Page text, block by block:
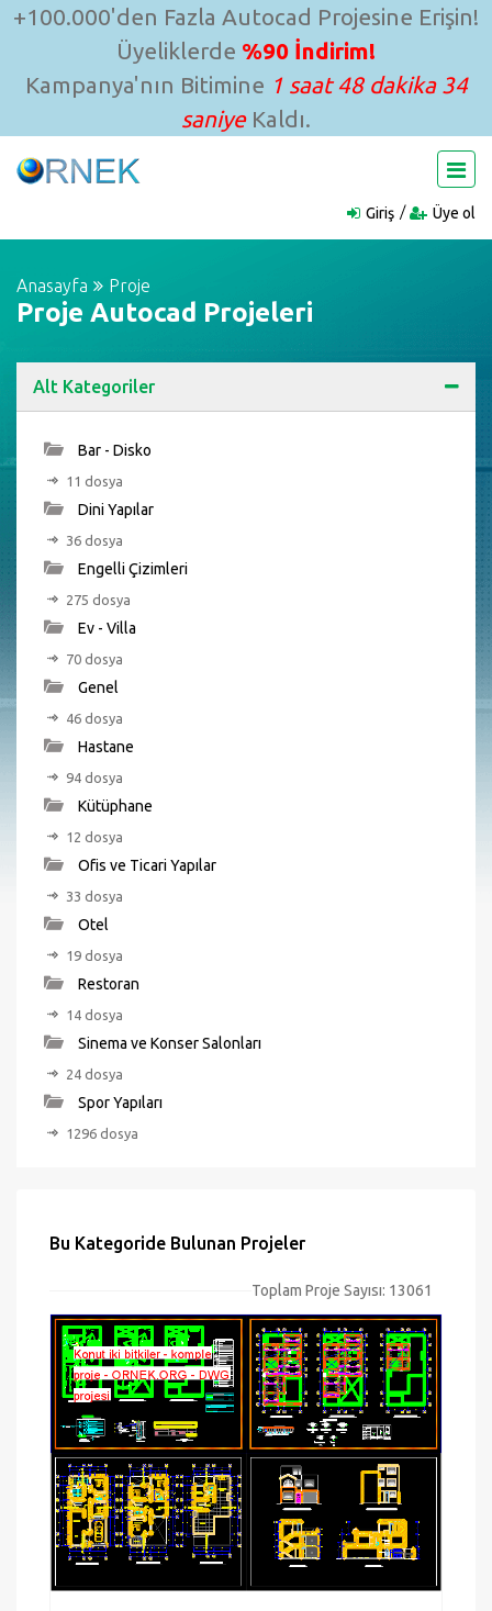
+100.000'den Fazla Autocad Projesine Erişin!
Üyeliklerde %90 İndirim!
Kampanya'nın Bitimine 1 saat 48 dakika 33
saniyeKaldı.
Giriş Üye ol
Anasayfa Proje
Proje Autocad Projeleri
Alt Kategoriler
Bar - Disko
11 dosya
Dini Yapılar
36 dosya
Engelli Çizimleri
275 dosya
Ev - Villa
70 dosya
Genel
46 dosya
Hastane
94 dosya
Kütüphane
12 dosya
Ofis ve Ticari Yapılar
33 dosya
Otel
19 dosya
Restoran
14 dosya
Sinema ve Konser Salonları
24 dosya
Spor Yapıları
1296 dosya
Bu Kategoride Bulunan Projeler
Toplam Proje Sayısı: 13061